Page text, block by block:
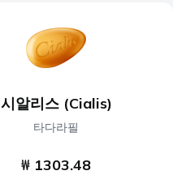
시알리스 (Cialis)
타다라필
₩ 1303.48